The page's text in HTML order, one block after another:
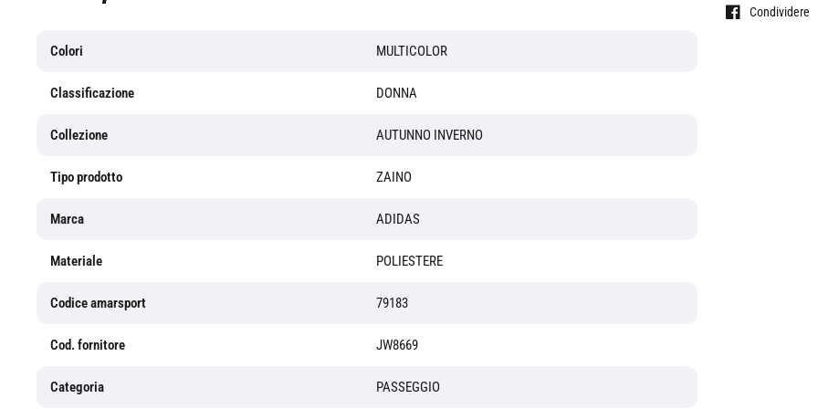
Colori MULTICOLOR
Classificazione DONNA
Collezione AUTUNNO INVERNO
Tipo prodotto ZAINO
Marca ADIDAS
Materiale POLIESTERE
Codice amarsport 79183
Cod. fornitore JW8669
Categoria PASSEGGIO
Condividere